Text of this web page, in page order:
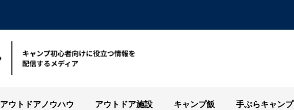
アウトドアノウハウ アウトドア施設 キャンプ飯 手ぶらキャンプ